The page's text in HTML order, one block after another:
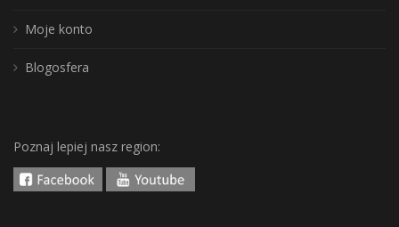
Moje konto
Blogosfera
Poznaj lepiej nasz region: